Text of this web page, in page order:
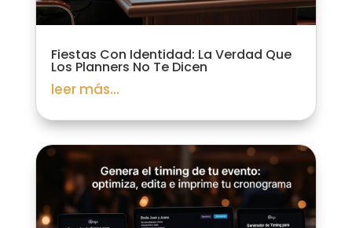
Fiestas Con Identidad: La Verdad Que
Los Planners No Te Dicen
leer más...